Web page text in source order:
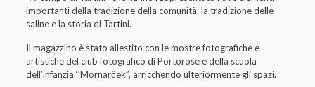
importanti della tradizione della comunità, la tradizione delle
saline e la storia di Tartini.
Il magazzino è stato allestito con le mostre fotografiche e
artistiche del club fotografico di Portorose e della scuola
dell’infanzia ‘’Mornarček”, arricchendo ulteriormente gli spazi.